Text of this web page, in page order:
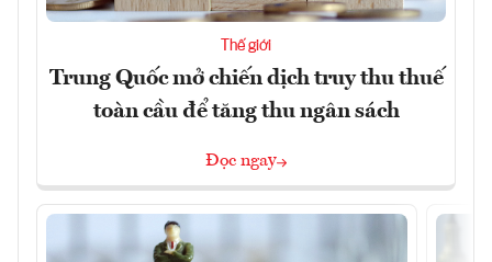
Thế giới
Trung Quốc mở chiến dịch truy thu thuế
toàn cầu để tăng thu ngân sách
Đọc ngay